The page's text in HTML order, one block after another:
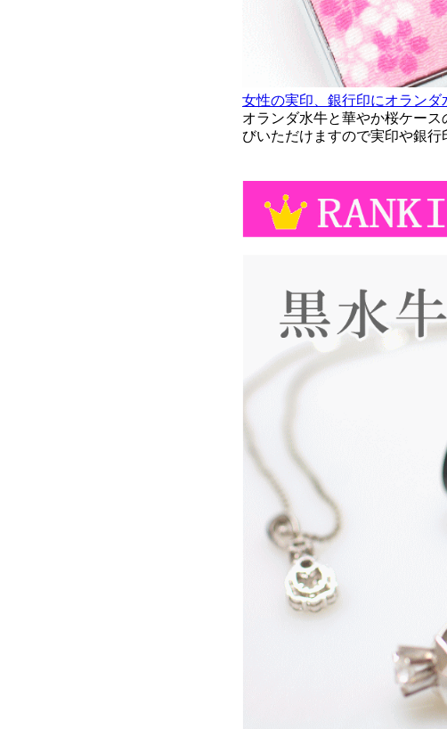
女性の実印、銀行印にオランダ
オランダ水牛と華やか桜ケー
びいただけますので実印や銀行